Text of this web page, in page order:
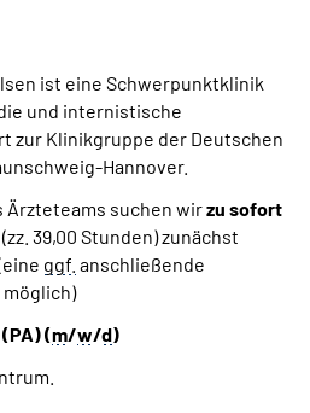
ist eine Schwerpunktklinik
und internistische
zur Klinikgruppe der Deutschen
Hannover.
Ärzteteams suchen wirzu sofort
39,00 Stunden) zunächst
ggf. anschließende
(m/w/d)